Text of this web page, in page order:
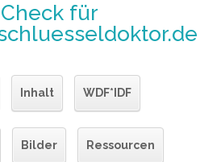
für
Inhalt WDF*IDF
Bilder Ressourcen